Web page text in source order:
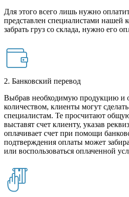
Для этого всего лишь нужно
представлен специалистами нашей
забрать груз со склада, нужно его
2. Банковский перевод
Выбрав необходимую продукцию и
количеством, клиенты могут
специалистам. Те просчитают
выставят счет клиенту, указав
оплачивает счет при помощи
подтверждения оплаты может
или воспользоваться оплаченной